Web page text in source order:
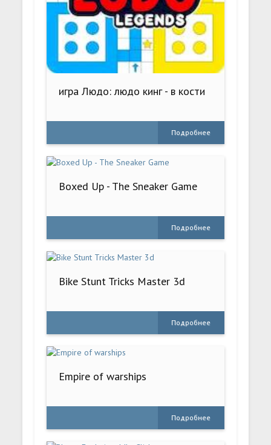
игра Людо: людо кинг - в кости
Подробнее
Boxed Up - The Sneaker Game
Подробнее
Bike Stunt Tricks Master 3d
Подробнее
Empire of warships
Подробнее